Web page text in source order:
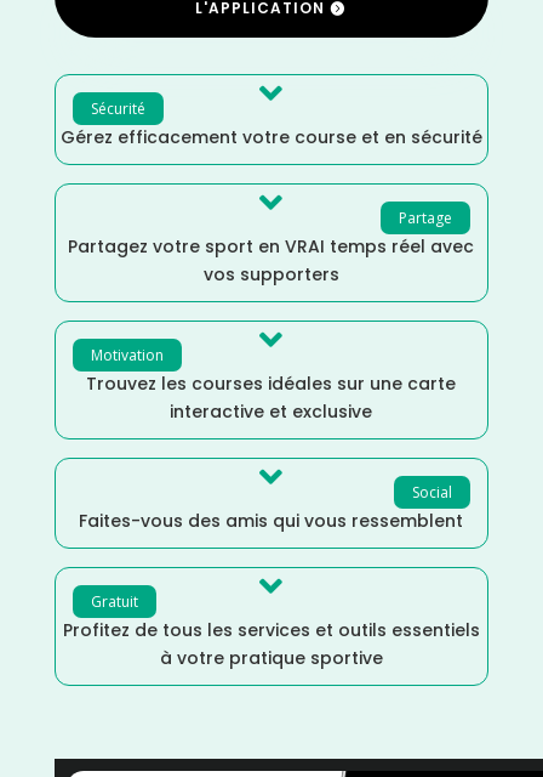
L'APPLICATION
Sécurité 
Gérez efficacement votre course et en sécurité
Partage

Partagez votre sport en VRAI temps réel avec
vos supporters
Motivation 
Trouvez les courses idéales sur une carte
interactive et exclusive
Social

Faites-vous des amis qui vous ressemblent
Gratuit 
Profitez de tous les services et outils essentiels
à votre pratique sportive